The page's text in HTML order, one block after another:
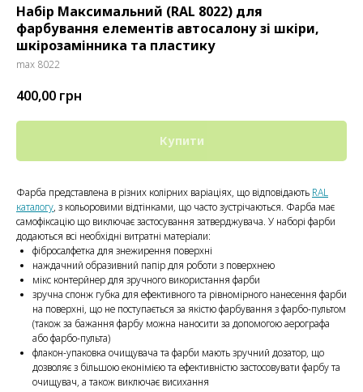
Набір Максимальний (RAL 8022) для
фарбування елементів автосалону зі шкіри,
шкірозамінника та пластику
max 8022
400,00 грн
Купити
Фарба представлена ​​в різних колірних варіаціях, що відповідають RAL
каталогу, з кольоровими відтінками, що часто зустрічаються. Фарба має
самофіксацію що виключає застосування затверджувача. У наборі фарби
додаються всі необхідні витратні матеріали:
фібросалфетка для знежирення поверхні
наждачний образивний папір для роботи з поверхнею
мікс контерйнер для зручного використання фарби
зручна спонж губка для ефективного та рівномірного нанесення фарби
на поверхні, що не поступається за якістю фарбування з фарбо-пультом
(також за бажання фарбу можна наносити за допомогою аерографа
або фарбо-пульта)
флакон-упаковка очищувача та фарби мають зручний дозатор, що
дозволяє з більшою еконімією та ефективністю застосовувати фарбу та
очищувач, а також виключає висихання